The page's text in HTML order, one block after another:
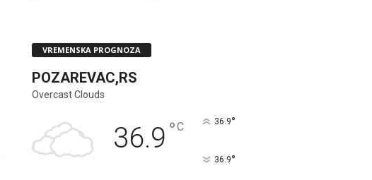
VREMENSKA PROGNOZA
POZAREVAC,RS
Overcast Clouds
36.9 °C 36.9°
36.9°